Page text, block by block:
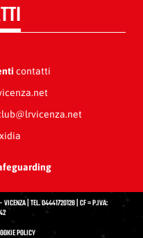
contatti
VICENZA | TEL. 04441720128 | CF = P.IVA:
POLICY